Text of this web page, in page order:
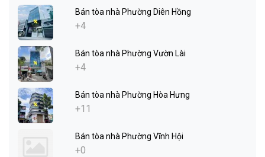
Bán tòa nhà Phường Diên Hồng
+4
Bán tòa nhà Phường Vườn Lài
+4
Bán tòa nhà Phường Hòa Hưng
+11
Bán tòa nhà Phường Vĩnh Hội
+0